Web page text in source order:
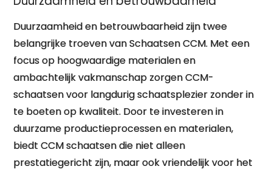
Duurzaamheid en betrouwbaarheid zijn twee
belangrijke troeven van Schaatsen CCM. Met een
focus op hoogwaardige materialen en
ambachtelijk vakmanschap zorgen CCM-
schaatsen voor langdurig schaatsplezier zonder in
te boeten op kwaliteit. Door te investeren in
duurzame productieprocessen en materialen,
biedt CCM schaatsen die niet alleen
prestatiegericht zijn, maar ook vriendelijk voor het